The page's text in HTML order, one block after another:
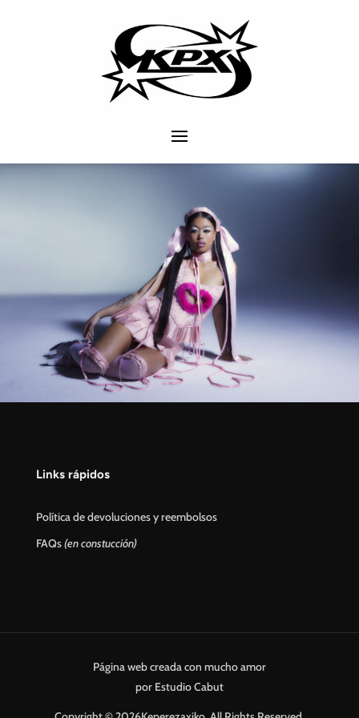
Links rápidos
Política de devoluciones y reembolsos
FAQs(en constucción)
Página web creada con mucho amor
por Estudio Cabut